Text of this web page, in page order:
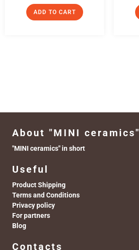
ADD TO CART
About "MINI ceramics"
"MINI ceramics" in short
Useful
Product Shipping
Terms and Conditions
Privacy policy
For partners
Blog
Contacts